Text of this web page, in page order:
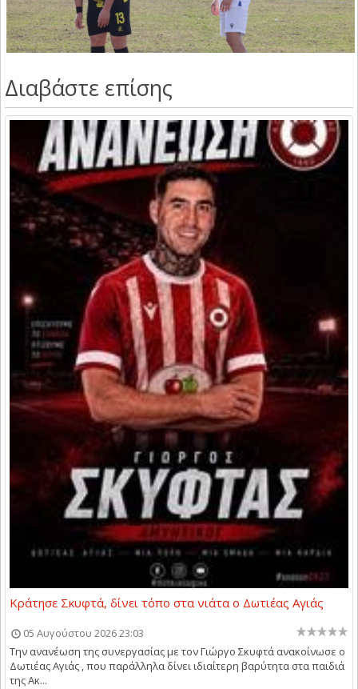
Διαβάστε επίσης
Κράτησε Σκυφτά, δίνει τόπο στα νιάτα ο Δωτιέας Αγιάς
05 Αυγούστου 2026 23:03
Την ανανέωση της συνεργασίας με τον Γιώργο Σκυφτά ανακοίνωσε ο
Δωτιέας Αγιάς , που παράλληλα δίνει ιδιαίτερη βαρύτητα στα παιδιά
της Ακ...